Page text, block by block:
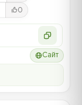
0
Сайт